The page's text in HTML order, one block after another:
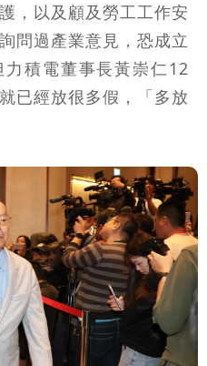
「現任優勢去哪？」
緊張了
，以及顧及勞工工作安
問過產業意見，恐成立
積電董事長黃崇仁12
已經放很多假，「多放